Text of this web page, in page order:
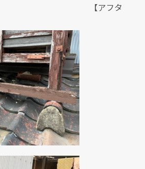
ー】 【アフタ